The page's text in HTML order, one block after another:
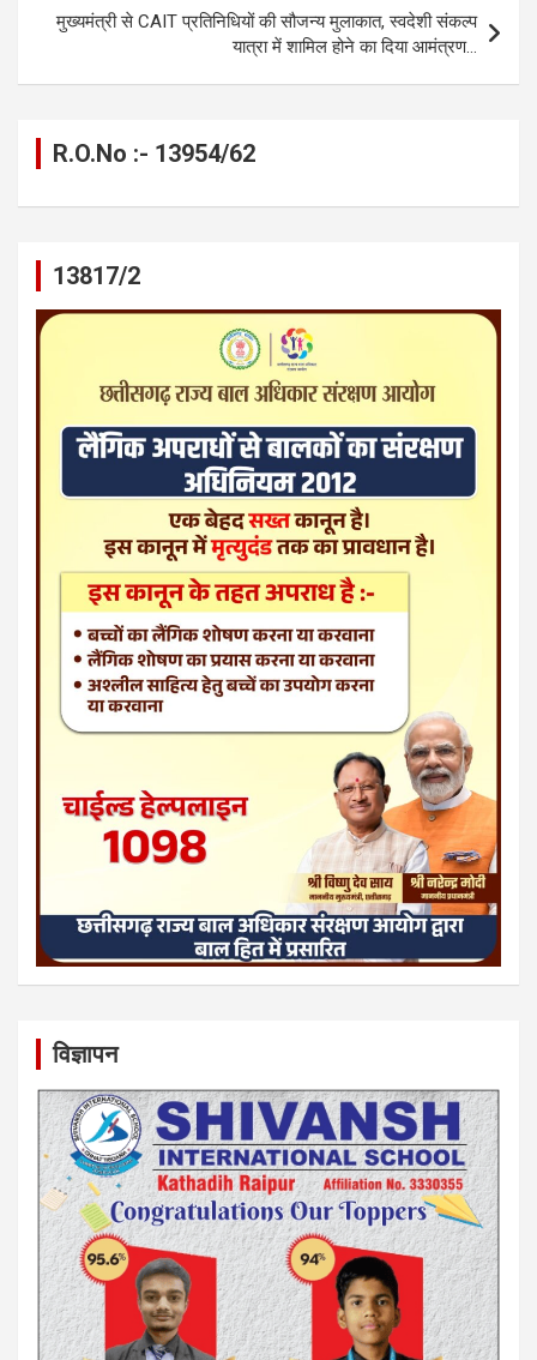
k
p
मुख्यमंत्री से CAIT प्रतिनिधियों की सौजन्य मुलाकात, स्वदेशी संकल्प
यात्रा में शामिल होने का दिया आमंत्रण…
R.O.No :- 13954/62
13817/2
विज्ञापन